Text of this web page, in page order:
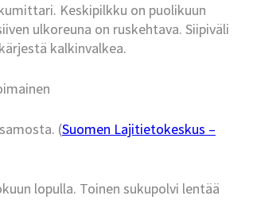
Keskipilkku on puolikuun
ulkoreuna on ruskehtava. Siipiväli
kalkinvalkea.
(Suomen Lajitietokeskus –
lopulla. Toinen sukupolvi lentää